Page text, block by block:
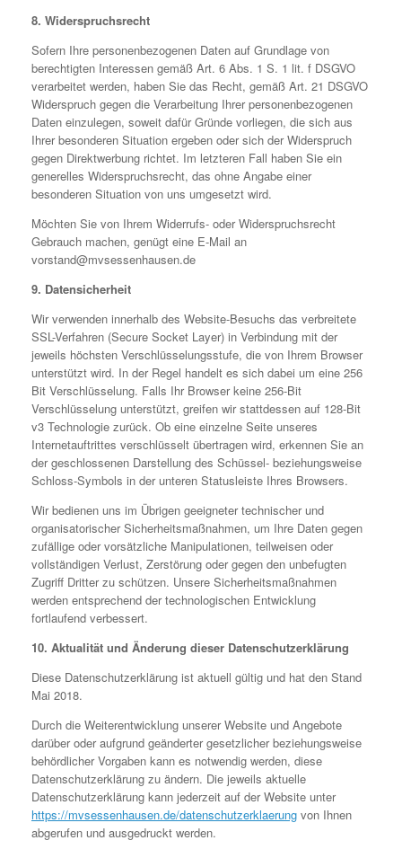
8. Widerspruchsrecht
Sofern Ihre personenbezogenen Daten auf Grundlage von
berechtigten Interessen gemäß Art. 6 Abs. 1 S. 1 lit. f DSGVO
verarbeitet werden, haben Sie das Recht, gemäß Art. 21 DSGVO
Widerspruch gegen die Verarbeitung Ihrer personenbezogenen
Daten einzulegen, soweit dafür Gründe vorliegen, die sich aus
Ihrer besonderen Situation ergeben oder sich der Widerspruch
gegen Direktwerbung richtet. Im letzteren Fall haben Sie ein
generelles Widerspruchsrecht, das ohne Angabe einer
besonderen Situation von uns umgesetzt wird.
Möchten Sie von Ihrem Widerrufs- oder Widerspruchsrecht
Gebrauch machen, genügt eine E-Mail an
vorstand@mvsessenhausen.de
9. Datensicherheit
Wir verwenden innerhalb des Website-Besuchs das verbreitete
SSL-Verfahren (Secure Socket Layer) in Verbindung mit der
jeweils höchsten Verschlüsselungsstufe, die von Ihrem Browser
unterstützt wird. In der Regel handelt es sich dabei um eine 256
Bit Verschlüsselung. Falls Ihr Browser keine 256-Bit
Verschlüsselung unterstützt, greifen wir stattdessen auf 128-Bit
v3 Technologie zurück. Ob eine einzelne Seite unseres
Internetauftrittes verschlüsselt übertragen wird, erkennen Sie an
der geschlossenen Darstellung des Schüssel- beziehungsweise
Schloss-Symbols in der unteren Statusleiste Ihres Browsers.
Wir bedienen uns im Übrigen geeigneter technischer und
organisatorischer Sicherheitsmaßnahmen, um Ihre Daten gegen
zufällige oder vorsätzliche Manipulationen, teilweisen oder
vollständigen Verlust, Zerstörung oder gegen den unbefugten
Zugriff Dritter zu schützen. Unsere Sicherheitsmaßnahmen
werden entsprechend der technologischen Entwicklung
fortlaufend verbessert.
10. Aktualität und Änderung dieser Datenschutzerklärung
Diese Datenschutzerklärung ist aktuell gültig und hat den Stand
Mai 2018.
Durch die Weiterentwicklung unserer Website und Angebote
darüber oder aufgrund geänderter gesetzlicher beziehungsweise
behördlicher Vorgaben kann es notwendig werden, diese
Datenschutzerklärung zu ändern. Die jeweils aktuelle
Datenschutzerklärung kann jederzeit auf der Website unter
https://mvsessenhausen.de/datenschutzerklaerung von Ihnen
abgerufen und ausgedruckt werden.